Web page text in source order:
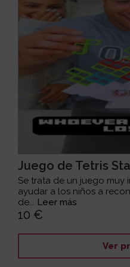
Juego de Tetris
Se trata de un juego muy
ayudar a los niños a
de... Leer más
10 €
Ver